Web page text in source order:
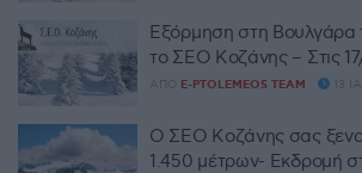
Εξόρμηση στη
το ΣΕΟ Κοζάνης – Στις
ΑΠΌ E-PTOLEMEOS TEAM 13
Ο ΣΕΟ Κοζάνης σας
1.450 μέτρων- Εκδρομή